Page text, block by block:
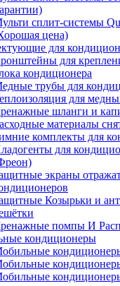
сплит-системы
цена)
для
для
кондиционера
трубы для
для
шланги и
материалы
комплекты для
для
экраны
Козырьки и
помпы И
кондиционеры